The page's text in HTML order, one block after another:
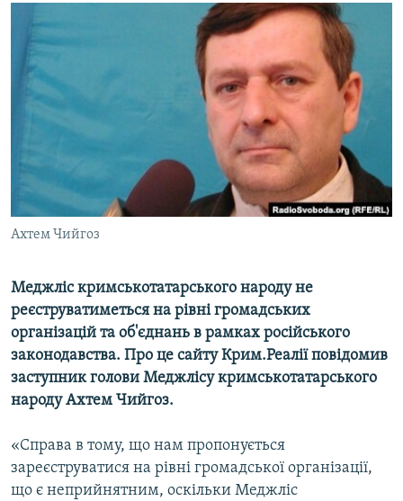
СПЕЦПРОЕКТИ
ДЕПОРТАЦІЯ
ВІДЕОУРОКИ «ELIFBE»
УКРАЇНСЬКА ПРОБЛЕМА КРИМУ
ІНФОГРАФІКА
ЯК ОБІЙТИ БЛОКУВАННЯ
Русский
Qırımtatar
ДОЛУЧАЙСЯ!
Усі сайти RFE/RL
Ахтем Чийгоз
Меджліс кримськотатарського народу не
реєструватиметься на рівні громадських
організацій та об'єднань в рамках російського
законодавства. Про це сайту Крим.Реалії повідомив
заступник голови Меджлісу кримськотатарського
народу Ахтем Чийгоз.
«Справа в тому, що нам пропонується
зареєструватися на рівні громадської організації,
що є неприйнятним, оскільки Меджліс